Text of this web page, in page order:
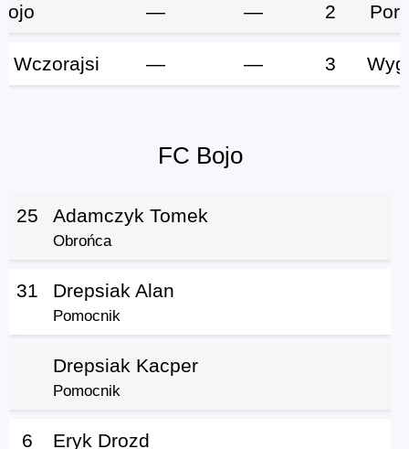
— — 2
Wczorajsi — — 3
FC Bojo
25 Adamczyk Tomek
Obrońca
31 Drepsiak Alan
Pomocnik
Drepsiak Kacper
Pomocnik
6 Eryk Drozd